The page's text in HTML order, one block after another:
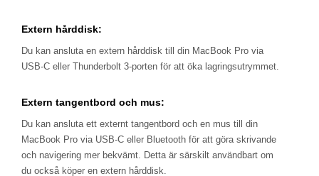
Extern hårddisk:
Du kan ansluta en extern hårddisk till din MacBook Pro via
USB-C eller Thunderbolt 3-porten för att öka lagringsutrymmet.
Extern tangentbord och mus:
Du kan ansluta ett externt tangentbord och en mus till din
MacBook Pro via USB-C eller Bluetooth för att göra skrivande
och navigering mer bekvämt. Detta är särskilt användbart om
du också köper en extern hårddisk.